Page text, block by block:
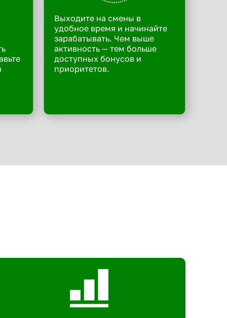
Выходите на смены в
удобное время и начинайте
зарабатывать. Чем выше
активность — тем больше
доступных бонусов и
приоритетов.